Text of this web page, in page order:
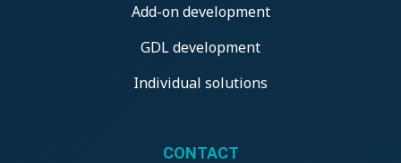
Add-on development
GDL development
Individual solutions
CONTACT